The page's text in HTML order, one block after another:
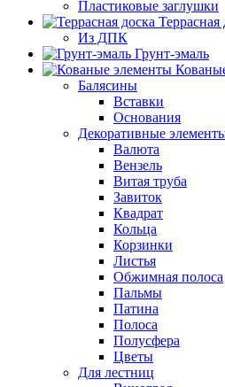
Пластиковые заглушки
Террасная
Из ДПК
Грунт-эмаль
Балясины
Вставки
Основания
Декоративные
Валюта
Вензель
Витая труба
Завиток
Квадрат
Кольца
Корзинки
Листья
Обжимная полоса
Пальмы
Патина
Полоса
Полусфера
Цветы
Для лестниц